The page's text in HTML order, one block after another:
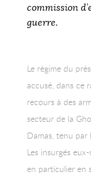
commission
guerre.
Le régime du
accusé, dans ce
recours à des
secteur de la
Damas, tenu par
Les insurgés
en particulier en